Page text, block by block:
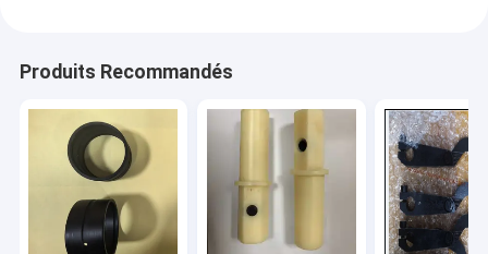
Produits Recommandés